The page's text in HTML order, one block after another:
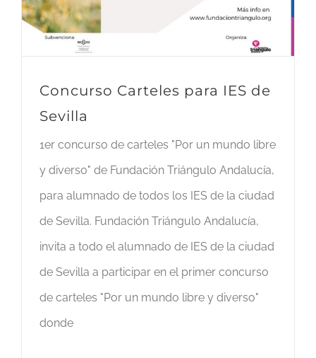
Concurso Carteles para IES de
Sevilla
1er concurso de carteles "Por un mundo libre
y diverso" de Fundación Triángulo Andalucía,
para alumnado de todos los IES de la ciudad
de Sevilla. Fundación Triángulo Andalucía,
invita a todo el alumnado de IES de la ciudad
de Sevilla a participar en el primer concurso
de carteles "Por un mundo libre y diverso"
donde